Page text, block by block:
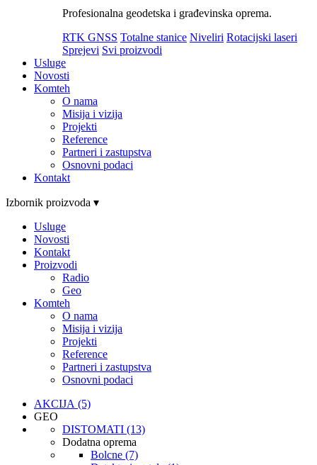
Profesionalna geodetska i građevinska oprema.
RTK GNSS Totalne stanice Niveliri Rotacijski laseri
Sprejevi Svi proizvodi
Usluge
Novosti
Komteh
O nama
Misija i vizija
Projekti
Reference
Partneri i zastupstva
Osnovni podaci
Kontakt
Izbornik proizvoda ▾
Usluge
Novosti
Kontakt
Proizvodi
Radio
Geo
Komteh
O nama
Misija i vizija
Projekti
Reference
Partneri i zastupstva
Osnovni podaci
AKCIJA (5)
GEO
DISTOMATI (13)
Dodatna oprema
Bolcne (7)